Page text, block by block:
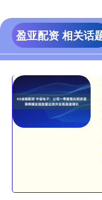
盈亚配资 相关话